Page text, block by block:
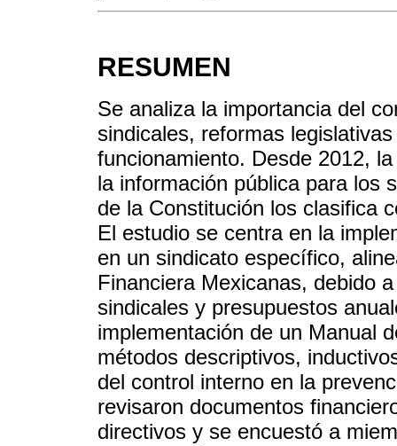
RESUMEN
Se analiza la importancia del
sindicales, reformas
funcionamiento. Desde 2012,
la información pública para los
de la Constitución los clasifica
El estudio se centra en la
en un sindicato específico,
Financiera Mexicanas, debido
sindicales y presupuestos
implementación de un Manual
métodos descriptivos,
del control interno en la
revisaron documentos
directivos y se encuestó a